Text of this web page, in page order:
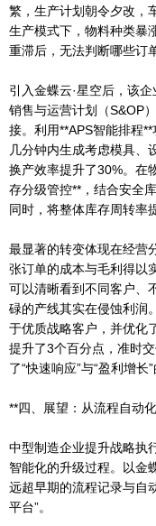
繁，生产计划朝令夕改，
生产模式下，物料种类暴
重滞后，无法判断哪些订
引入金蝶云·星空后，该
销售与运营计划（S&OP
接。利用**APS智能排程
几分钟内生成考虑模具、
换产效率提升了30%。在
存分级管控**，结合安全
同时，将整体库存周转率
最显著的转变体现在经营
张订单的成本与毛利得以
可以清晰看到不同客户、
碌的产线其实在侵蚀利润
于优质战略客户，并优化
提升了3个百分点，准时
了“快速响应”与“盈利增长
**四、展望：从流程自动
中型制造企业提升战略执
智能化的升级过程。以金
远超早期的流程记录与自
平台”。